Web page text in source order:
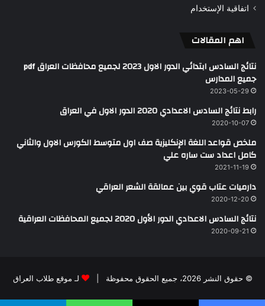
اتفاقية الإستخدام
اهم المقالات
نتائج السادس ابتدائي الدور الاول 2023 لجميع محافظات العراق pdf
جميع المدارس
2023-05-29
رابط نتائج السادس الاعدادي 2020 الدور الاول في العراق
2020-10-07
ملخص قواعد اللغة الإنكليزية صف اول متوسط الكورس الاول والثاني
كامل اعداد ست ساره علي
2021-11-19
دارميات عتاب قوي بين عمالقة الشعر العراقي
2020-12-20
نتائج السادس الاعدادي الدور الأول 2020 لجميع المحافظات العراقية
2020-09-21
© حقوق النشر 2026، جميع الحقوق محفوظة | لـ موقع طلاب العراق